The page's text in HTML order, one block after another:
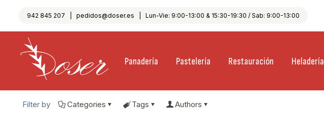
942 845 207 pedidos@doser.es | Lun-Vie: 9:00-13:00 & 15:30-19:30 / Sab: 9:00-13:00
Panadería Pastelería Restauración Heladería
Filter by Categories Tags Authors